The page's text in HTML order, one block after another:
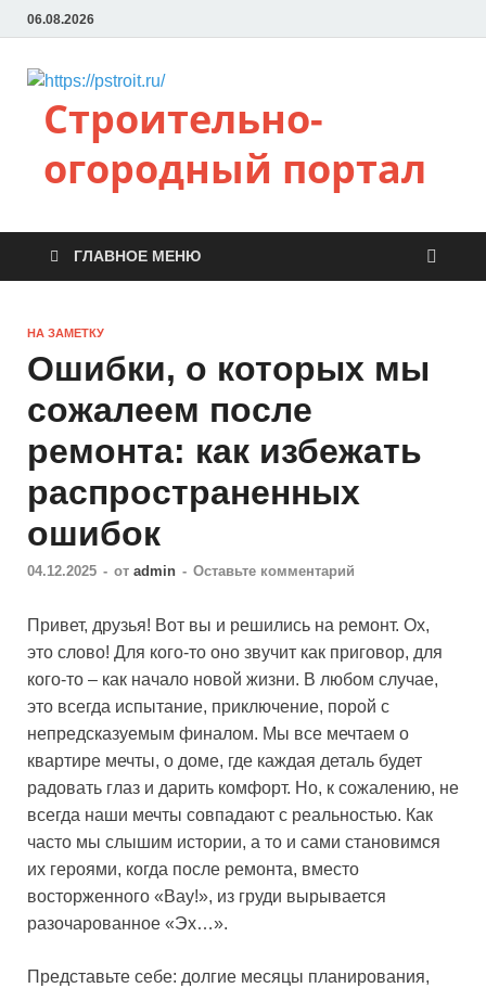
06.08.2026
Строительно-
огородный портал
ГЛАВНОЕ МЕНЮ
НА ЗАМЕТКУ
Ошибки, о которых мы
сожалеем после
ремонта: как избежать
распространенных
ошибок
04.12.2025 - от admin - Оставьте комментарий
Привет, друзья! Вот вы и решились на ремонт. Ох,
это слово! Для кого-то оно звучит как приговор, для
кого-то – как начало новой жизни. В любом случае,
это всегда испытание, приключение, порой с
непредсказуемым финалом. Мы все мечтаем о
квартире мечты, о доме, где каждая деталь будет
радовать глаз и дарить комфорт. Но, к сожалению, не
всегда наши мечты совпадают с реальностью. Как
часто мы слышим истории, а то и сами становимся
их героями, когда после ремонта, вместо
восторженного «Вау!», из груди вырывается
разочарованное «Эх…».
Представьте себе: долгие месяцы планирования,